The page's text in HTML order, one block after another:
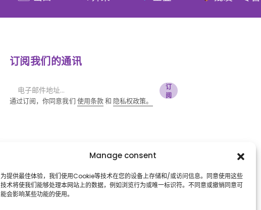
Manage consent
为提供最佳体验，我们使用Cookie等技术在您的设备上存储和/或访问信息。同意使用这些
技术将使我们能够处理本网站上的数据，例如浏览行为或唯一标识符。不同意或撤销同意可
能会影响某些功能的使用。
订阅我们的通讯
订
阅
通过订阅，你同意我们 使用条款和 隐私权政策。